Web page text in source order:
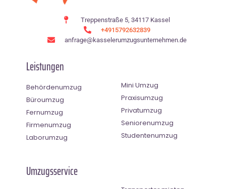
Treppenstraße 5, 34117 Kassel
+4915792632839
anfrage@kasselerumzugsunternehmen.de
Leistungen
Behördenumzug
Büroumzug
Fernumzug
Firmenumzug
Laborumzug
Mini Umzug
Praxisumzug
Privatumzug
Seniorenumzug
Studentenumzug
Umzugsservice